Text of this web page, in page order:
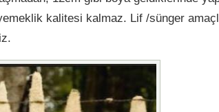
kalitesi kalmaz. Lif /sünger